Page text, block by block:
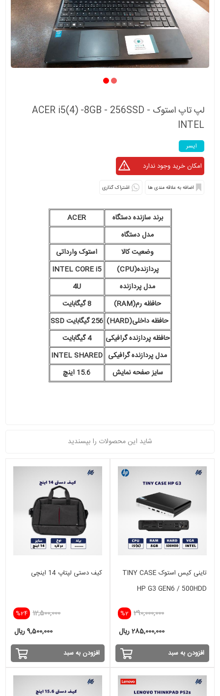
لپ تاپ استوک ACER i5(4) -8GB - 256SSD -
INTEL
ایسر
اشتراک گذاری
برند سازنده دستگاه
ACER
مدل دستگاه
وضعیت کالا
استوک وارداتی
پردازنده(CPU)
INTEL CORE i5
مدل پردازنده
4U
حافظه رم(RAM)
8 گیگابایت
حافظه داخلی(HARD)
256 گیگابایت SSD
حافظه پردازنده گرافیکی
4 گیگابایت
مدل پردازنده گرافیکی INTEL SHARED
سایز صفحه نمایش
15.6 اینچ
شاید این محصولات را بپسندید
تاینی کیس استوک TINY CASE
HP G3 GEN6 / 500HDD
%2 290,000,000
285,000,000 ریال
افزودن به سبد
کیف دستی لپتاپ 14 اینچی
%24 12,500,000
9,500,000 ریال
افزودن به سبد